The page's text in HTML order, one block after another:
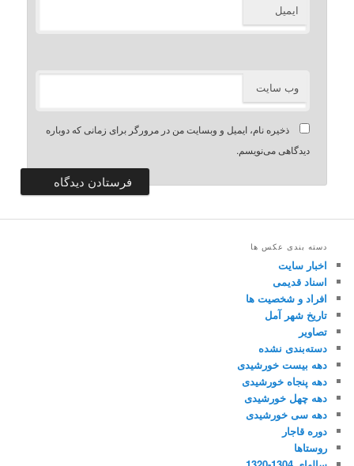
ایمیل
وب‌ سایت
ذخیره نام، ایمیل و وبسایت من در مرورگر برای زمانی که دوباره
دیدگاهی می‌نویسم.
دسته بندی عکس ها
اخبار سایت
اسناد قدیمی
افراد و شخصیت ها
تاریخ شهر آمل
تصاویر
دسته‌بندی نشده
دهه بیست خورشیدی
دهه پنجاه خورشیدی
دهه چهل خورشیدی
دهه سی خورشیدی
دوره قاجار
روستاها